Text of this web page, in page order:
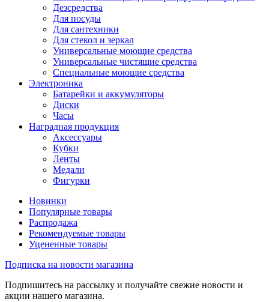
Дезсредства
Для посуды
Для сантехники
Для стекол и зеркал
Универсальные моющие средства
Универсальные чистящие средства
Специальные моющие средства
Электроника
Батарейки и аккумуляторы
Диски
Часы
Наградная продукция
Аксессуары
Кубки
Ленты
Медали
Фигурки
Новинки
Популярные товары
Распродажа
Рекомендуемые товары
Уцененные товары
Подписка на новости магазина
Подпишитесь на рассылку и получайте свежие новости и
акции нашего магазина.